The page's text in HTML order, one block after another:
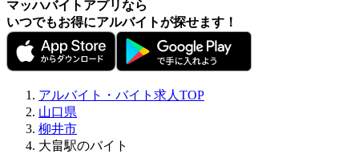
マッハバイトアプリなら
いつでもお得にアルバイトが探せます！
アルバイト・バイト求人TOP
山口県
柳井市
大畠駅のバイト